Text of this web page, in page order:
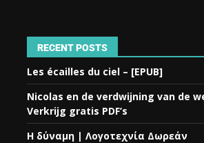
RECENT POSTS
Les écailles du ciel – [EPUB]
Nicolas en de verdwijning van de
Verkrijg gratis PDF’s
Η δύναμη | Λογοτεχνία Δωρεάν